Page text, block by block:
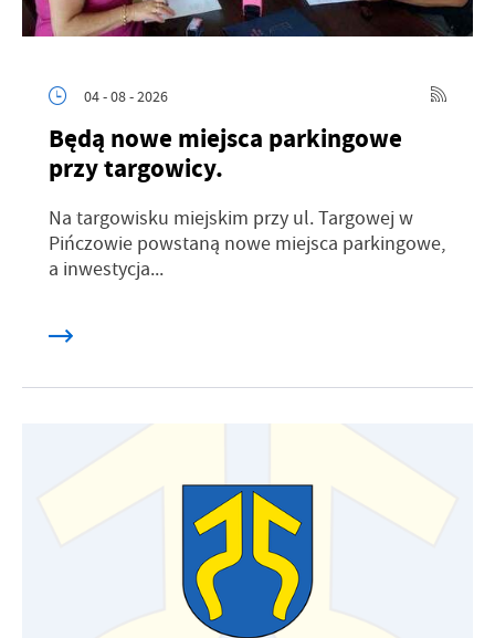
04 - 08 - 2026
Będą nowe miejsca parkingowe
przy targowicy.
Na targowisku miejskim przy ul. Targowej w
Pińczowie powstaną nowe miejsca parkingowe,
a inwestycja...